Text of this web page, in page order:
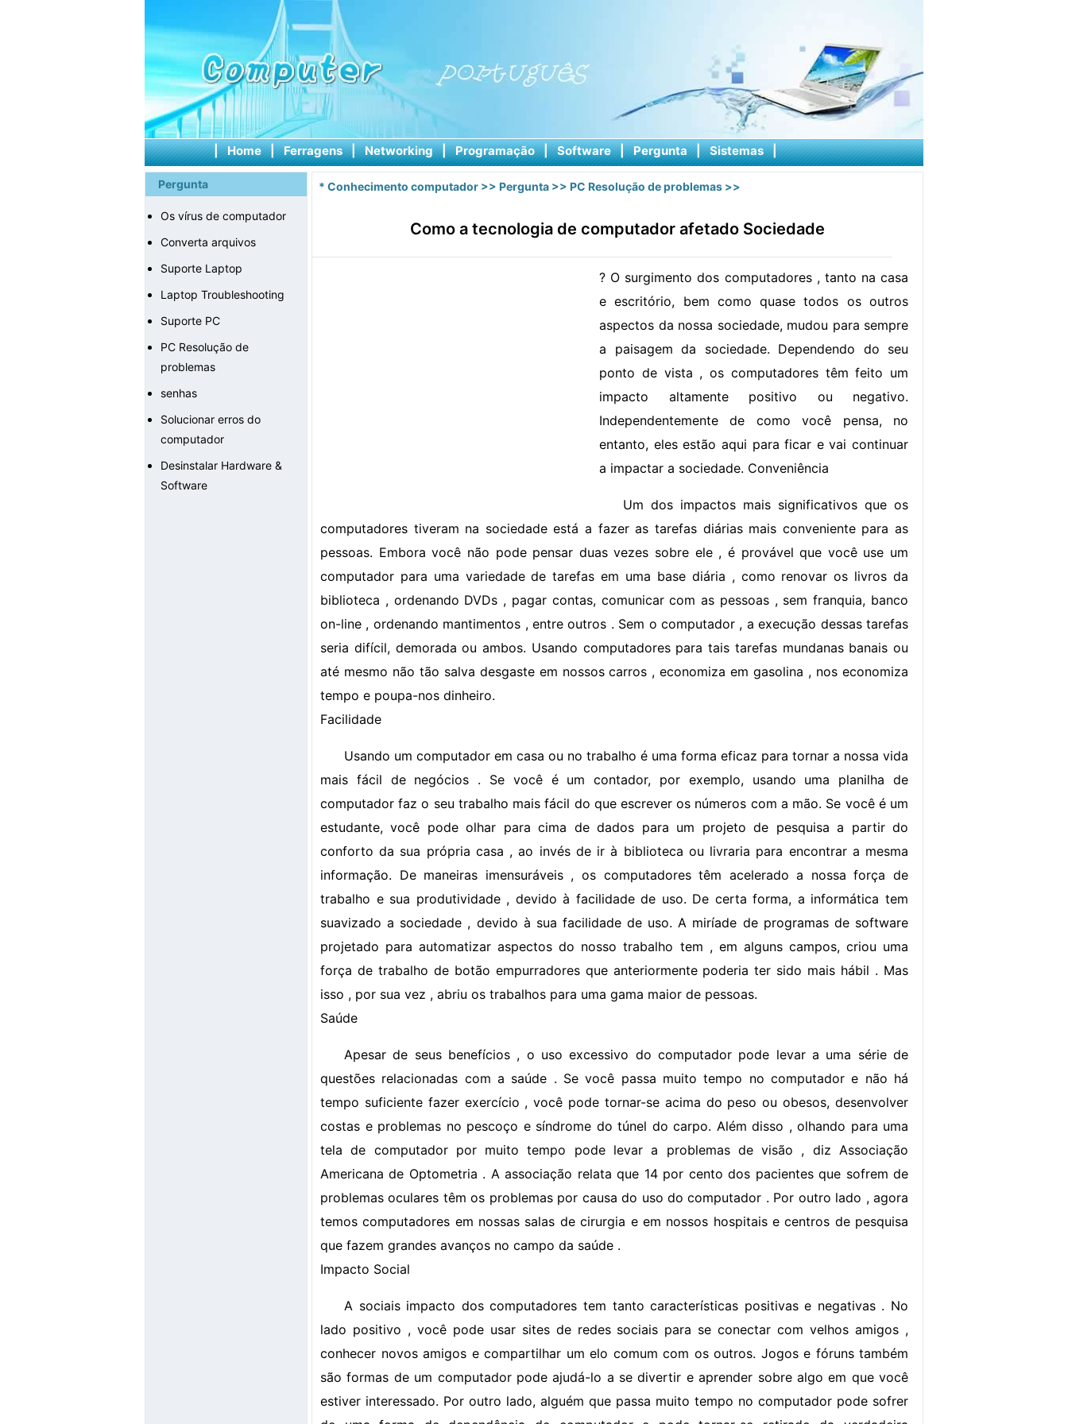
| Home | Ferragens | Networking | Programação | Software | Pergunta | Sistemas |
Pergunta
Os vírus de computador
Converta arquivos
Suporte Laptop
Laptop Troubleshooting
Suporte PC
PC Resolução de
problemas
senhas
Solucionar erros do
computador
Desinstalar Hardware &
Software
* Conhecimento computador >> Pergunta >> PC Resolução de problemas >>
Como a tecnologia de computador afetado Sociedade
? O surgimento dos computadores , tanto na casa
e escritório, bem como quase todos os outros
aspectos da nossa sociedade, mudou para sempre
a paisagem da sociedade. Dependendo do seu
ponto de vista , os computadores têm feito um
impacto altamente positivo ou negativo.
Independentemente de como você pensa, no
entanto, eles estão aqui para ficar e vai continuar
a impactar a sociedade. Conveniência
Um dos impactos mais significativos que os
computadores tiveram na sociedade está a fazer as tarefas diárias mais conveniente para as
pessoas. Embora você não pode pensar duas vezes sobre ele , é provável que você use um
computador para uma variedade de tarefas em uma base diária , como renovar os livros da
biblioteca , ordenando DVDs , pagar contas, comunicar com as pessoas , sem franquia, banco
on-line , ordenando mantimentos , entre outros . Sem o computador , a execução dessas tarefas
seria difícil, demorada ou ambos. Usando computadores para tais tarefas mundanas banais ou
até mesmo não tão salva desgaste em nossos carros , economiza em gasolina , nos economiza
tempo e poupa-nos dinheiro.
Facilidade
Usando um computador em casa ou no trabalho é uma forma eficaz para tornar a nossa vida
mais fácil de negócios . Se você é um contador, por exemplo, usando uma planilha de
computador faz o seu trabalho mais fácil do que escrever os números com a mão. Se você é um
estudante, você pode olhar para cima de dados para um projeto de pesquisa a partir do
conforto da sua própria casa , ao invés de ir à biblioteca ou livraria para encontrar a mesma
informação. De maneiras imensuráveis ​​, os computadores têm acelerado a nossa força de
trabalho e sua produtividade , devido à facilidade de uso. De certa forma, a informática tem
suavizado a sociedade , devido à sua facilidade de uso. A miríade de programas de software
projetado para automatizar aspectos do nosso trabalho tem , em alguns campos, criou uma
força de trabalho de botão empurradores que anteriormente poderia ter sido mais hábil . Mas
isso , por sua vez , abriu os trabalhos para uma gama maior de pessoas.
Saúde
Apesar de seus benefícios , o uso excessivo do computador pode levar a uma série de
questões relacionadas com a saúde . Se você passa muito tempo no computador e não há
tempo suficiente fazer exercício , você pode tornar-se acima do peso ou obesos, desenvolver
costas e problemas no pescoço e síndrome do túnel do carpo. Além disso , olhando para uma
tela de computador por muito tempo pode levar a problemas de visão , diz Associação
Americana de Optometria . A associação relata que 14 por cento dos pacientes que sofrem de
problemas oculares têm os problemas por causa do uso do computador . Por outro lado , agora
temos computadores em nossas salas de cirurgia e em nossos hospitais e centros de pesquisa
que fazem grandes avanços no campo da saúde .
Impacto Social
A sociais impacto dos computadores tem tanto características positivas e negativas . No
lado positivo , você pode usar sites de redes sociais para se conectar com velhos amigos ,
conhecer novos amigos e compartilhar um elo comum com os outros. Jogos e fóruns também
são formas de um computador pode ajudá-lo a se divertir e aprender sobre algo em que você
estiver interessado. Por outro lado, alguém que passa muito tempo no computador pode sofrer